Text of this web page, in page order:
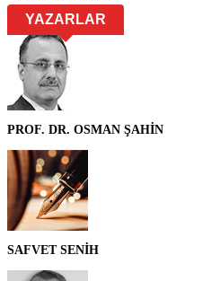
YAZARLAR
PROF. DR. OSMAN ŞAHİN
SAFVET SENİH